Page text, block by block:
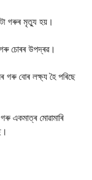
গৰুৰ মৃত্যু হয়।
চোৰৰ উপদ্ৰৱ।
গৰু বোৰ লক্ষ্য হৈ পৰিছে
একমাত্ৰ মোৱামাৰি